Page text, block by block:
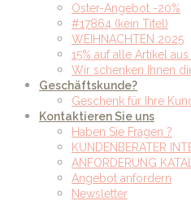
Oster-Angebot -20%
#17864 (kein Titel)
WEIHNACHTEN 2025
15% auf alle Artikel
Wir schenken Ihnen
Geschäftskunde?
Geschenk für Ihre
Kontaktieren Sie uns
Haben Sie Fragen ?
KUNDENBERATER
ANFORDERUNG
Angebot anfordern
Newsletter